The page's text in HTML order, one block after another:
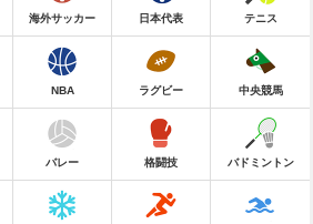
海外サッカー 日本代表 テニス
NBA ラグビー 中央競馬
バレー 格闘技 バドミントン